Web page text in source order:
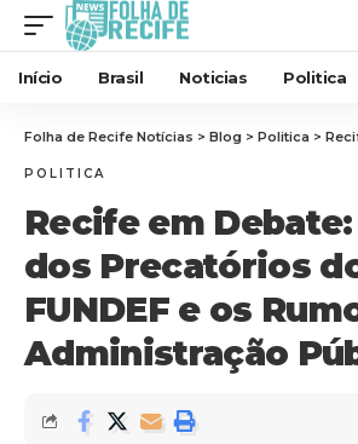
Início Brasil Noticias Politica
Folha de Recife Notícias > Blog > Politica > Recife em
POLITICA
Recife em
dos Precatórios
FUNDEF e os
Administração